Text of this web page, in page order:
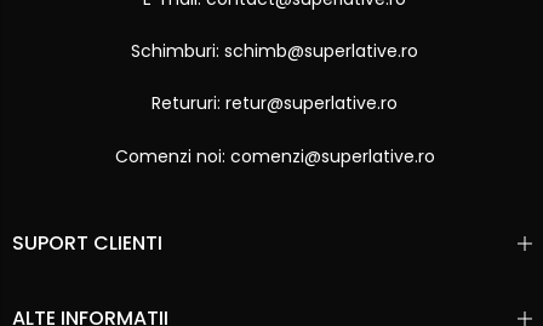
Schimburi: schimb@superlative.ro
Retururi: retur@superlative.ro
Comenzi noi: comenzi@superlative.ro
SUPORT CLIENTI
ALTE INFORMATII